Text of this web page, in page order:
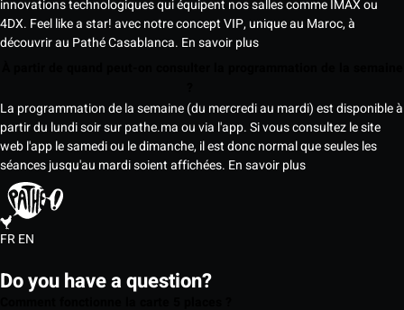
innovations technologiques qui équipent nos salles comme IMAX ou
4DX. Feel like a star! avec notre concept VIP, unique au Maroc, à
découvrir au Pathé Casablanca. En savoir plus
La programmation de la semaine (du mercredi au mardi) est disponible à
partir du lundi soir sur pathe.ma ou via l'app. Si vous consultez le site
web l'app le samedi ou le dimanche, il est donc normal que seules les
séances jusqu'au mardi soient affichées. En savoir plus
FREN
Do you have a question?